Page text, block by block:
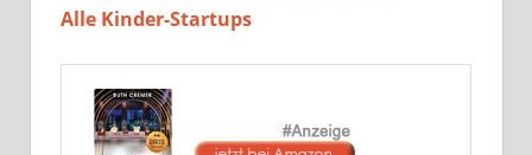
Alle Kinder-Startups